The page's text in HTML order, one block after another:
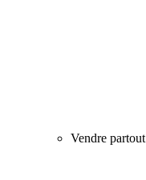
Vendre partout